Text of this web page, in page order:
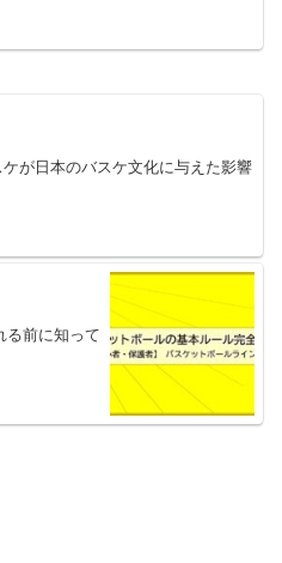
が日本のバスケ文化に与えた影響
る前に知って